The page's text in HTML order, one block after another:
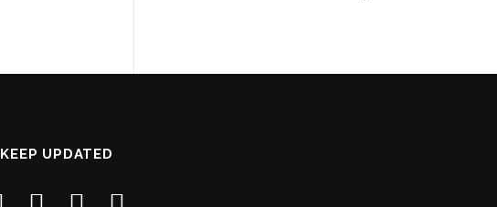
KEEP UPDATED